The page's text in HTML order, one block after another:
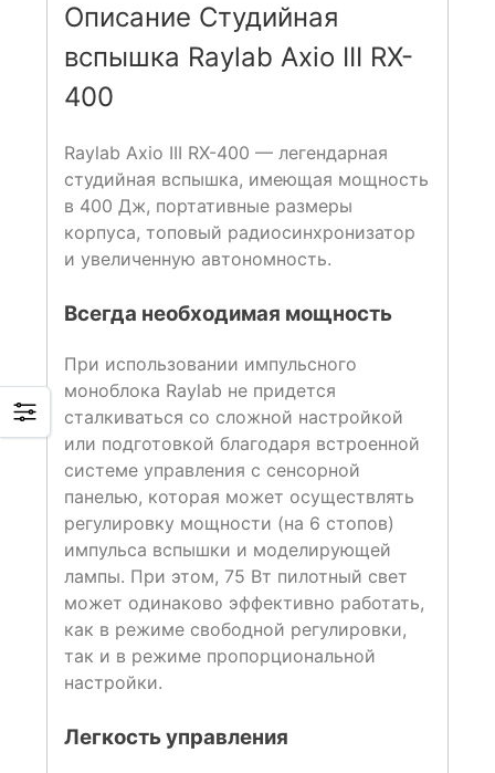
Описание Студийная
вспышка Raylab Axio III RX-
400
Raylab Axio III RX-400 — легендарная
студийная вспышка, имеющая мощность
в 400 Дж, портативные размеры
корпуса, топовый радиосинхронизатор
и увеличенную автономность.
Всегда необходимая мощность
При использовании импульсного
моноблока Raylab не придется
сталкиваться со сложной настройкой
или подготовкой благодаря встроенной
системе управления с сенсорной
панелью, которая может осуществлять
регулировку мощности (на 6 стопов)
импульса вспышки и моделирующей
лампы. При этом, 75 Вт пилотный свет
может одинаково эффективно работать,
как в режиме свободной регулировки,
так и в режиме пропорциональной
настройки.
Легкость управления